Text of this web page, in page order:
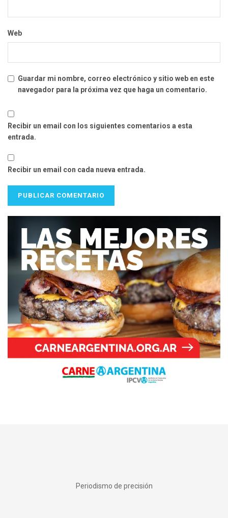
Web
Guardar mi nombre, correo electrónico y sitio web en este
navegador para la próxima vez que haga un comentario.
Recibir un email con los siguientes comentarios a esta
entrada.
Recibir un email con cada nueva entrada.
Periodismo de precisión